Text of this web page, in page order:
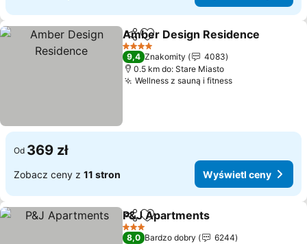
Udostępnij
Dodaj do ulubionych
Amber Design Residence
4 Kategoria
9,4 Znakomity
4083
0.5 km do: Stare Miasto
Wellness z sauną i fitness
Od 369 zł
Zobacz ceny z 11 stron Wyświetl ceny
Udostępnij
Dodaj do ulubionych
P&J Apartments
3 Kategoria
8,0 Bardzo dobry
6244